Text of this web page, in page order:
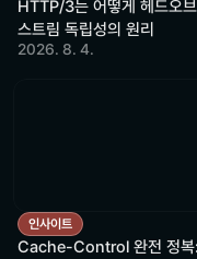
HTTP/3는 어떻게 헤드오
스트림 독립성의 원리
2026. 8. 4.
인사이트
Cache-Control 완전 정